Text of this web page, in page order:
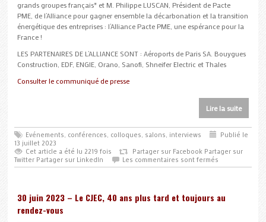
grands groupes français* et M. Philippe LUSCAN, Président de Pacte
PME, de l’Alliance pour gagner ensemble la décarbonation et la transition
énergétique des entreprises : l’Alliance Pacte PME, une espérance pour la
France !
LES PARTENAIRES DE L’ALLIANCE SONT : Aéroports de Paris SA. Bouygues
Construction, EDF, ENGIE, Orano, Sanofi, Shneifer Electric et Thales
Consulter le communiqué de presse
Lire la suite
Evénements, conférences, colloques, salons, interviews
Publié le
13 juillet 2023
Cet article a été lu 2219 fois
Partager sur Facebook Partager sur
Twitter Partager sur LinkedIn Les commentaires sont fermés
30 juin 2023 – Le CJEC, 40 ans plus tard et toujours au
rendez-vous